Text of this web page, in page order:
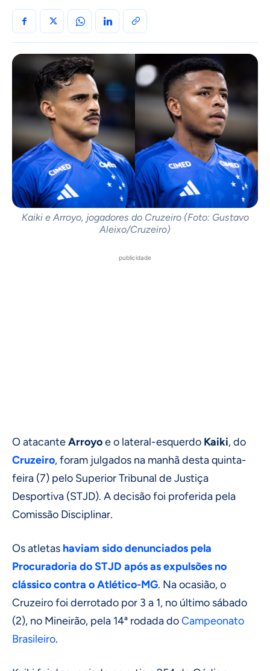
Kaiki e Arroyo, jogadores do Cruzeiro (Foto: Gustavo
Aleixo/Cruzeiro)
publicidade
O atacanteArroyoe o lateral-esquerdo Kaiki, do
Cruzeiro, foram julgados na manhã desta quinta-
feira (7) pelo Superior Tribunal de Justiça
Desportiva (STJD). A decisão foi proferida pela
Comissão Disciplinar.
Os atletas haviam sido denunciados pela
Procuradoria do STJD após as expulsões no
clássico contra o Atlético-MG. Na ocasião, o
Cruzeiro foi derrotado por 3 a 1, no último sábado
(2), no Mineirão, pela 14ª rodada doCampeonato
Brasileiro.